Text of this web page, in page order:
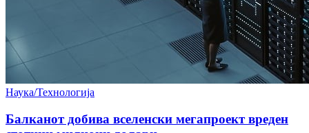
Наука/Технологија
Балканот добива вселенски мегапроект вреден